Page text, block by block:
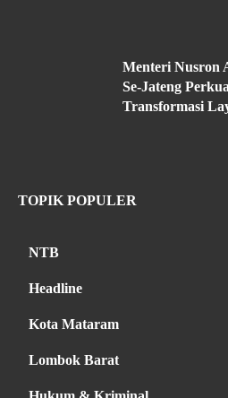
Menteri Nusron
Se-Jateng
Transformasi
TOPIK POPULER
NTB
Headline
Kota Mataram
Lombok Barat